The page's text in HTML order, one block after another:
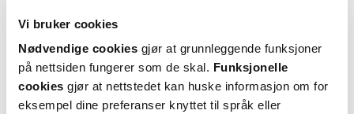
Vi bruker cookies
Nødvendige cookies gjør at grunnleggende funksjoner
på nettsiden fungerer som de skal. Funksjonelle
cookies gjør at nettstedet kan huske informasjon om for
eksempel dine preferanser knyttet til språk eller
Bra!
Jeg har aldri vært mer rimbar enn dette. Denne såpen gjør jobben!
Var denne anmeldelsen nyttig?